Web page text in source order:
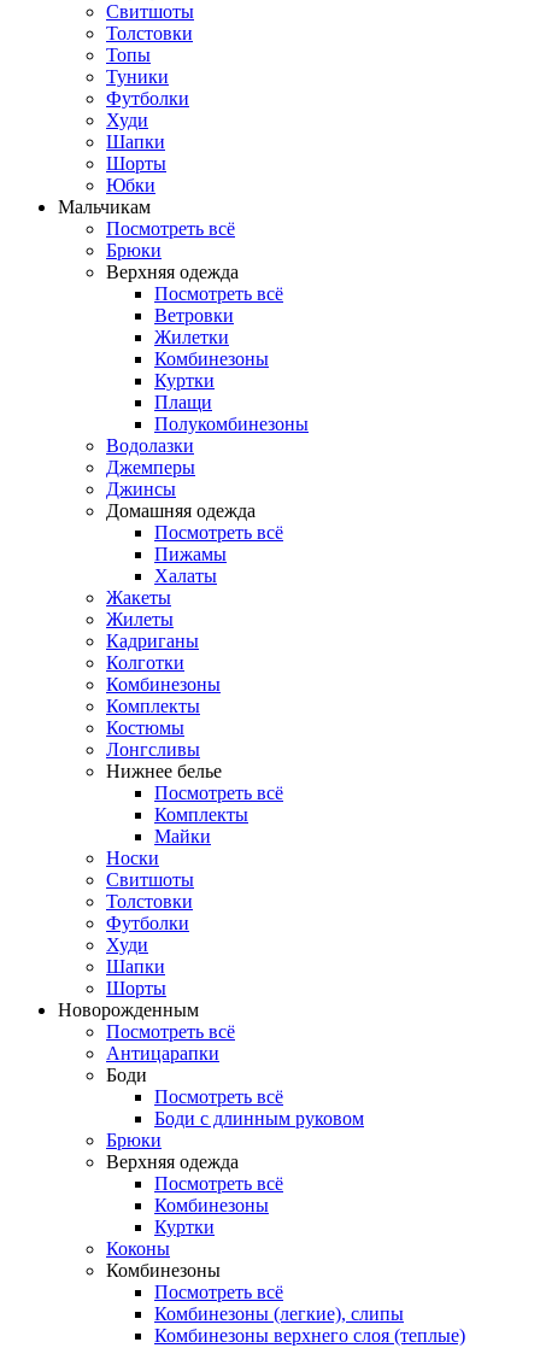
Свитшоты
Толстовки
Топы
Туники
Футболки
Худи
Шапки
Шорты
Юбки
Мальчикам
Посмотреть всё
Брюки
Верхняя одежда
Посмотреть всё
Ветровки
Жилетки
Комбинезоны
Куртки
Плащи
Полукомбинезоны
Водолазки
Джемперы
Джинсы
Домашняя одежда
Посмотреть всё
Пижамы
Халаты
Жакеты
Жилеты
Кадриганы
Колготки
Комбинезоны
Комплекты
Костюмы
Лонгсливы
Нижнее белье
Посмотреть всё
Комплекты
Майки
Носки
Свитшоты
Толстовки
Футболки
Худи
Шапки
Шорты
Новорожденным
Посмотреть всё
Антицарапки
Боди
Посмотреть всё
Боди с длинным руковом
Брюки
Верхняя одежда
Посмотреть всё
Комбинезоны
Куртки
Коконы
Комбинезоны
Посмотреть всё
Комбинезоны (легкие), слипы
Комбинезоны верхнего слоя (теплые)